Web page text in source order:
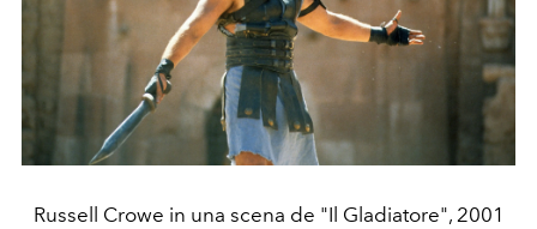
Russell Crowe in una scena de "Il Gladiatore", 2001